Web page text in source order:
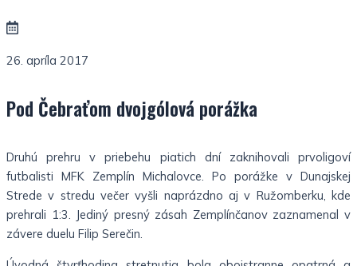
26. apríla 2017
Pod Čebraťom dvojgólová porážka
Druhú prehru v priebehu piatich dní zaknihovali prvoligoví
futbalisti MFK Zemplín Michalovce. Po porážke v Dunajskej
Strede v stredu večer vyšli naprázdno aj v Ružomberku, kde
prehrali 1:3. Jediný presný zásah Zemplínčanov zaznamenal v
závere duelu Filip Serečin.